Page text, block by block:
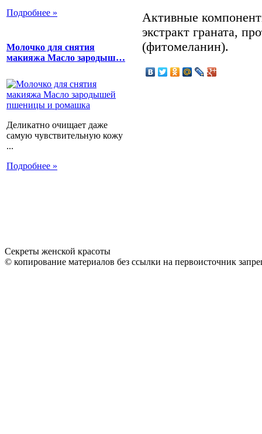
Подробнее »
Молочко для снятия
макияжа Масло зародыш…
Деликатно очищает даже
самую чувствительную кожу
...
Подробнее »
Активные
экстракт граната,
(фитомеланин).
Секреты женской красоты
© копирование материалов без ссылки на первоисточник